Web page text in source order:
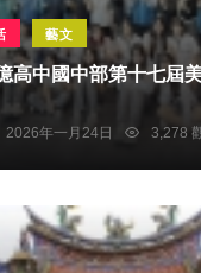
藝文
高中國中部第十七屆
2026年一月24日 3,278